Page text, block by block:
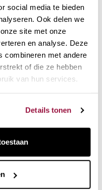
social media te bieden
Ook delen we
site met onze
en analyse. Deze
combineren met andere
of die ze hebben
van hun services.
Details tonen